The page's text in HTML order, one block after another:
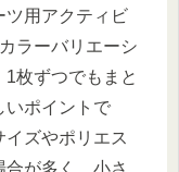
ツ用アクティビ
ラーバリエーシ
枚ずつでもまと
いポイントで
ズやポリエス
が多く、小さ